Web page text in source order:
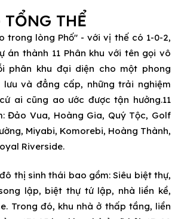
THỂ
trong lòng Phố" - với vị thế có 1-0-2,
án thành 11 Phân khu với tên gọi vô
phân khu đại diện cho một phong
lưu và đẳng cấp, những trải nghiệm
ai cũng ao ước được tận hưởng.11
Đảo Vua, Hoàng Gia, Quý Tộc, Golf
Miyabi, Komorebi, Hoàng Thành,
Riverside.
thị sinh thái bao gồm: Siêu biệt thự,
lập, biệt thự tứ lập, nhà liền kề,
Trong đó, khu nhà ở thấp tầng, liền